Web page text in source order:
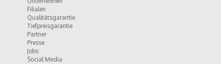
Filialen
Qualitätsgarantie
Tiefpreisgarantie
Partner
Presse
Jobs
Social Media